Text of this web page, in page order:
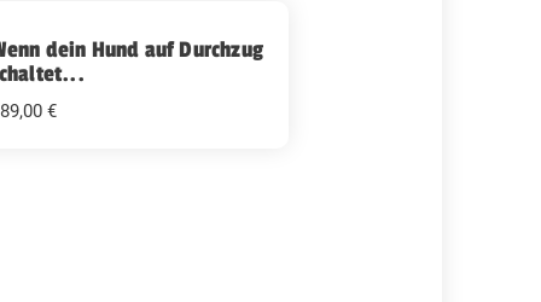
dein Hund auf Durchzug
€